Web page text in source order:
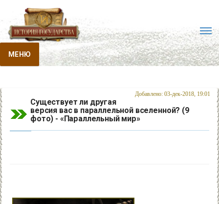
МЕНЮ
Добавлено: 03-дек-2018, 19:01
Существует ли другая
версия вас в параллельной вселенной? (9
фото) - «Параллельный мир»